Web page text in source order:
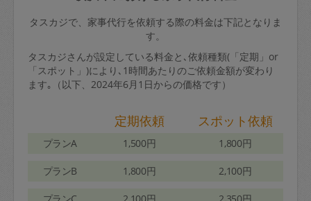
タスカジで、家事代行を依頼する際の料金は下記となりま
す。
タスカジさんが設定している料金と､依頼種類(「定期」or
「スポット」)により､1時間あたりのご依頼金額が変わり
ます｡（以下、2024年6月1日からの価格です）
定期依頼 スポット依頼
プランA 1,500円 1,800円
プランB 1,800円 2,100円